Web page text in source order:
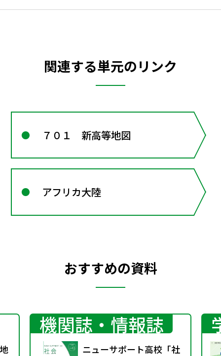
関連する単元のリンク
７０１ 新高等地図
アフリカ大陸
おすすめの資料
機関誌・情報誌
ニューサポート高校「社